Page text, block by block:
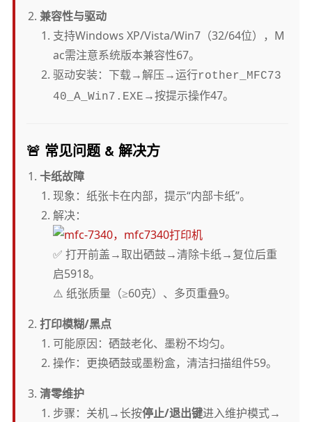
兼容性与驱动
支持Windows XP/Vista/Win7（32/64位），M
ac需注意系统版本兼容性67。
驱动安装：下载→解压→运行rother_MFC73
40_A_Win7.EXE →按提示操作47。
🚨 常见问题 & 解决方
卡纸故障
现象：纸张卡在内部，提示“内部卡纸”。
解决：
✅ 打开前盖→取出硒鼓→清除卡纸→复位后重
启5918。
⚠️ 纸张质量（≥60克）、多页重叠9。
打印模糊/黑点
可能原因：硒鼓老化、墨粉不均匀。
操作：更换硒鼓或墨粉盒，清洁扫描组件59。
清零维护
步骤：关机→长按停止/退出键进入维护模式→